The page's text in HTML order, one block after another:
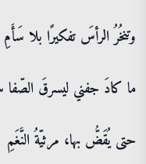
وتنخُرُ الرأسَ تفكيرًا بلا سَأَمِ
ما كادَ جفني ليسرقَ الصّفا
حتى يُقَضُّ بها، مرثيّةُ النَّغَمِ